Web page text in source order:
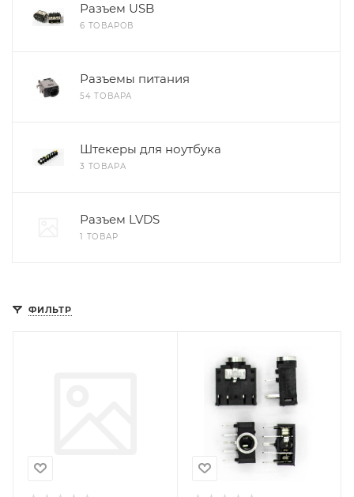
Разъем USB
6 ТОВАРОВ
Разъемы питания
54 ТОВАРА
Штекеры для ноутбука
3 ТОВАРА
Разъем LVDS
1 ТОВАР
ФИЛЬТР